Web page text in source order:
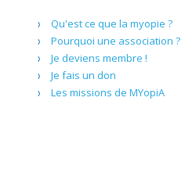
Qu'est ce que la myopie ?
Pourquoi une association ?
Je deviens membre !
Je fais un don
Les missions de MYopiA